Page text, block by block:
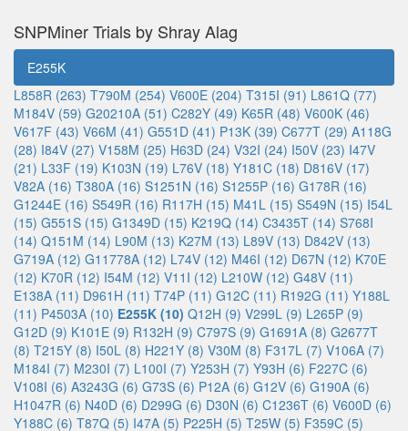
SNPMiner Trials by Shray Alag
E255K
L858R (263) T790M (254) V600E (204) T315I (91) L861Q (77)
M184V (59) G20210A (51) C282Y (49) K65R (48) V600K (46)
V617F (43) V66M (41) G551D (41) P13K (39) C677T (29) A118G
(28) I84V (27) V158M (25) H63D (24) V32I (24) I50V (23) I47V
(21) L33F (19) K103N (19) L76V (18) Y181C (18) D816V (17)
V82A (16) T380A (16) S1251N (16) S1255P (16) G178R (16)
G1244E (16) S549R (16) R117H (15) M41L (15) S549N (15) I54L
(15) G551S (15) G1349D (15) K219Q (14) C3435T (14) S768I
(14) Q151M (14) L90M (13) K27M (13) L89V (13) D842V (13)
G719A (12) G11778A (12) L74V (12) M46I (12) D67N (12) K70E
(12) K70R (12) I54M (12) V11I (12) L210W (12) G48V (11)
E138A (11) D961H (11) T74P (11) G12C (11) R192G (11) Y188L
(11) P4503A (10) E255K (10) Q12H (9) V299L (9) L265P (9)
G12D (9) K101E (9) R132H (9) C797S (9) G1691A (8) G2677T
(8) T215Y (8) I50L (8) H221Y (8) V30M (8) F317L (7) V106A (7)
M184I (7) M230I (7) L100I (7) Y253H (7) Y93H (6) F227C (6)
V108I (6) A3243G (6) G73S (6) P12A (6) G12V (6) G190A (6)
H1047R (6) N40D (6) D299G (6) D30N (6) C1236T (6) V600D (6)
Y188C (6) T87Q (5) I47A (5) P225H (5) T25W (5) F359C (5)